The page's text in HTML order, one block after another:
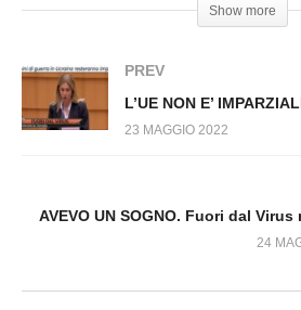
Show more
PREV
23 MAGGIO 2022
AVEVO UN SOGNO. Fuori dal Virus
24